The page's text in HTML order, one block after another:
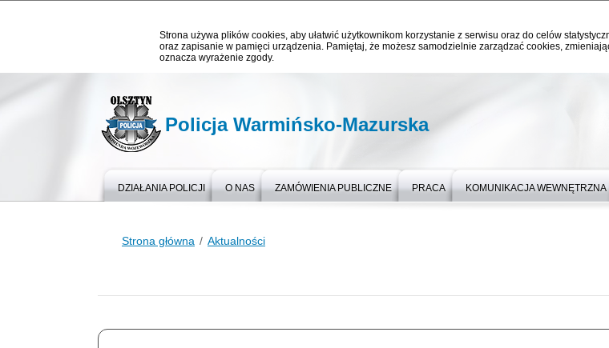
Strona używa plików cookies, aby ułatwić użytkownikom korzystanie z serwisu oraz do celów
oraz zapisanie w pamięci urządzenia. Pamiętaj, że możesz samodzielnie zarządzać cookies,
oznacza wyrażenie zgody.
Policja Warmińsko-Mazurska
DZIAŁANIA POLICJI O NAS ZAMÓWIENIA PUBLICZNE PRACA KOMUNIKACJA WEWNĘTRZNA
Strona główna Aktualności